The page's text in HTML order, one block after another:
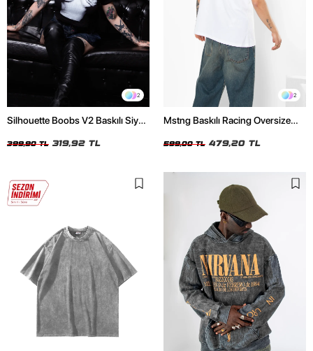
2
Silhouette Boobs V2 Baskılı Siyah
399,90 TL 319,92 TL
2
Mstng Baskılı Racing Oversize
599,00 TL 479,20 TL